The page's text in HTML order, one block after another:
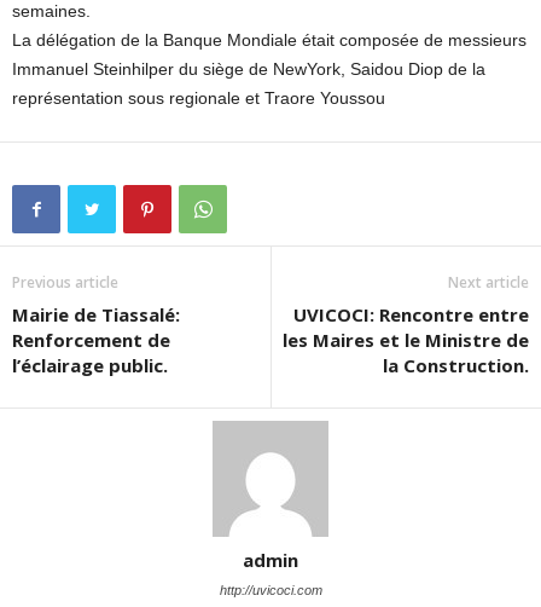
semaines.
La délégation de la Banque Mondiale était composée de messieurs
Immanuel Steinhilper du siège de NewYork, Saidou Diop de la
représentation sous regionale et Traore Youssou
Previous article
Mairie de Tiassalé:
Renforcement de
l’éclairage public.
Next article
UVICOCI: Rencontre entre
les Maires et le Ministre de
la Construction.
admin
http://uvicoci.com